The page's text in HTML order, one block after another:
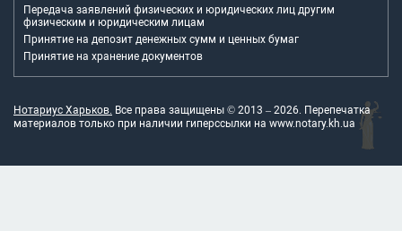
Передача заявлений физических и юридических лиц другим
физическим и юридическим лицам
Принятие на депозит денежных сумм и ценных бумаг
Принятие на хранение документов
Нотариус Харьков. Все права защищены © 2013 – 2026. Перепечатка
материалов только при наличии гиперссылки на www.notary.kh.ua